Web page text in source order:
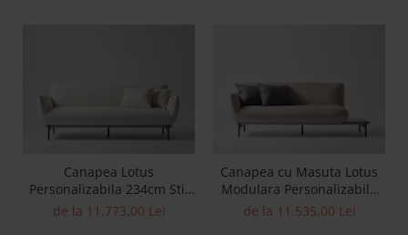
Canapea Lotus
Personalizabila 234cm Stil
Contemporan Cadru Lemn
de la 11.773,00 Lei
Canapea cu Masuta Lotus
Modulara Personalizabila
Stil Contemporan Cadru
de la 11.535,00 Lei